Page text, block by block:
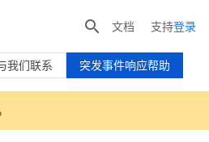
 文档 支持登录
突发事件响应帮助
我们联系